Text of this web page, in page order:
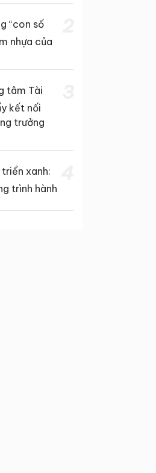
“con số
nhựa của
tâm Tài
kết nối
trưởng
xanh:
trình hành